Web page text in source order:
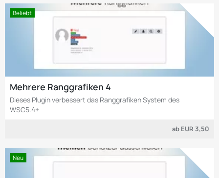
Beliebt
Mehrere Ranggrafiken 4
Dieses Plugin verbessert das Ranggrafiken System des
WSC5.4+
ab EUR 3,50
Neu